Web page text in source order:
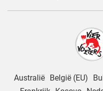
Australië België (EU)